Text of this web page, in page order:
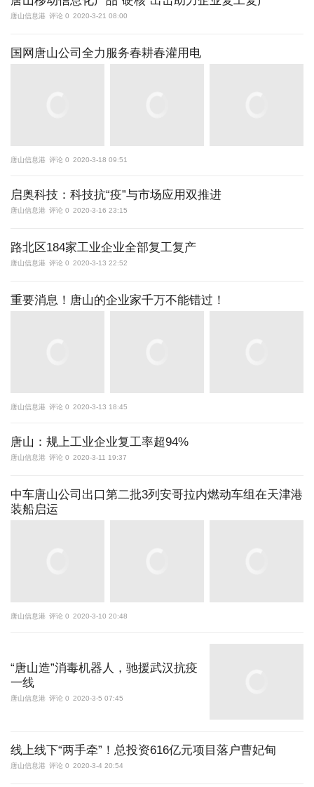
唐山信息港 评论 0 2020-3-21 08:00
国网唐山公司全力服务春耕春灌用电
唐山信息港 评论 0 2020-3-18 09:51
启奥科技：科技抗“疫”与市场应用双推进
唐山信息港 评论 0 2020-3-16 23:15
路北区184家工业企业全部复工复产
唐山信息港 评论 0 2020-3-13 22:52
重要消息！唐山的企业家千万不能错过！
唐山信息港 评论 0 2020-3-13 18:45
唐山：规上工业企业复工率超94%
唐山信息港 评论 0 2020-3-11 19:37
中车唐山公司出口第二批3列安哥拉内燃动车组在天津港
装船启运
唐山信息港 评论 0 2020-3-10 20:48
“唐山造”消毒机器人，驰援武汉抗疫
一线
唐山信息港 评论 0 2020-3-5 07:45
线上线下“两手牵”！总投资616亿元项目落户曹妃甸
唐山信息港 评论 0 2020-3-4 20:54